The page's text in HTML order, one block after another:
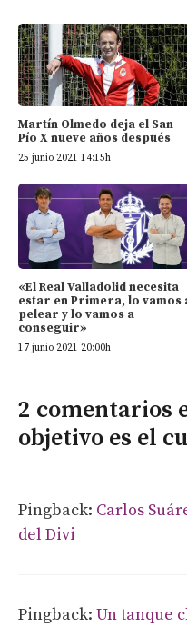
Martín Olmedo deja el San
Pío X nueve años después
25 junio 2021 14:15h
«El Real Valladolid necesita
estar en Primera, lo vamos
pelear y lo vamos a
conseguir»
17 junio 2021 20:00h
2 comentarios
objetivo es el
Pingback: Carlos
del Divi
Pingback: Un tanque